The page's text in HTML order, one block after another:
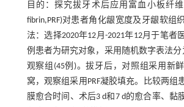
目的：探究拔牙术后应用富血小板纤维
fibrin,PRF)对患者角化龈宽度及牙龈软组
法：选择2020年12月-2021年12月于笔者
例患者为研究对象，采用随机数字表法分
观察组(45例)。拔牙后，对照组采用新
窝，观察组采用PRF凝胶填充。比较两组
膜愈合时间、术后3 d和7 d的愈合率、黏